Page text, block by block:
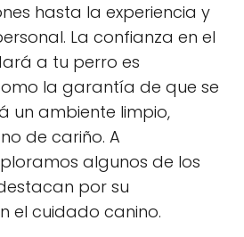
hasta la experiencia y
La confianza en el
a tu perro es
la garantía de que se
un ambiente limpio,
de cariño. A
algunos de los
por su
el cuidado canino.